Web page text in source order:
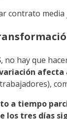
, no hay que
afecta
a tiempo
los tres días